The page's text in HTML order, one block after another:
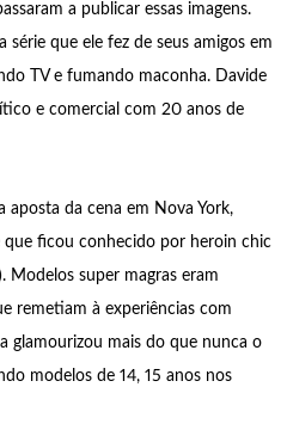
a publicar essas imagens.
que ele fez de seus amigos em
TV e fumando maconha. Davide
e comercial com 20 anos de
aposta da cena em Nova York,
ficou conhecido por heroin chic
Modelos super magras eram
remetiam à experiências com
glamourizou mais do que nunca o
modelos de 14, 15 anos nos